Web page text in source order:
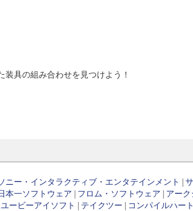
具の組み合わせを見つけよう！
ニー・インタラクティブ・エンタテインメント |
本一ソフトウェア フロム・ソフトウェア
アー
|ユービーアイソフト テイクツー コンパイルハート